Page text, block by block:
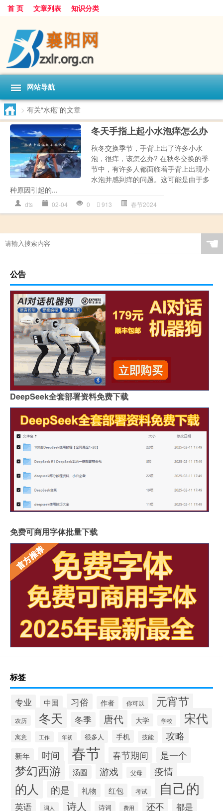
首 页 文章列表 知识分类
网站导航
> 有关“水疱”的文章
冬天手指上起小水泡痒怎么办
秋冬交换季节，手背上出了许多小水
泡，很痒，该怎么办? 在秋冬交换的季
节中，有许多人都面临着手背上出现小
水泡并感到痒的问题。这可能是由于多
种原因引起的...
dts 02-04 0 913 春节2024
☚
公告
DeepSeek全套部署资料免费下载
免费可商用字体批量下载
标签
专业 中国 习俗 作者 你可以 元宵节
农历 冬天 冬季 唐代 大学 学校 宋代
寓意 工作 年初 很多人 手机 技能 攻略
新年 时间 春节 春节期间 是一个
梦幻西游 汤圆 游戏 父母 疫情
的人 的是 礼物 红包 考试 自己的
英语 词人 诗人 诗词 费用 还不 都是